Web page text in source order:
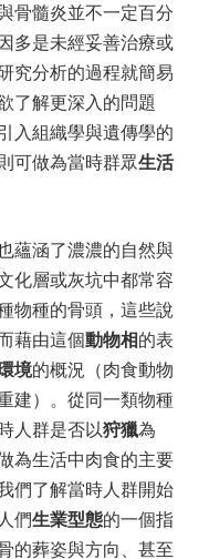
骨髓炎並不一定百分
多是未經妥善治療或
究分析的過程就簡易
了解更深入的問題
入組織學與遺傳學的
可做為當時群眾生活
蘊涵了濃濃的自然與
化層或灰坑中都常容
物種的骨頭，這些說
藉由這個動物相的表
境的概況（肉食動物
）。從同一類物種
人群是否以狩獵為
為生活中肉食的主要
們了解當時人群開始
們生業型態的一個指
的葬姿與方向、甚至